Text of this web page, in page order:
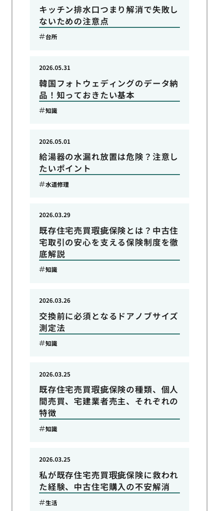
キッチン排水口つまり解消で失敗し
ないための注意点
台所
韓国フォトウェディングのデータ納
品！知っておきたい基本
2026.05.31
知識
給湯器の水漏れ放置は危険？注意し
たいポイント
2026.05.01
水道修理
既存住宅売買瑕疵保険とは？中古住
宅取引の安心を支える保険制度を徹
底解説
2026.03.29
知識
交換前に必須となるドアノブサイズ
測定法
2026.03.26
知識
既存住宅売買瑕疵保険の種類、個人
間売買、宅建業者売主、それぞれの
特徴
2026.03.25
知識
私が既存住宅売買瑕疵保険に救われ
た経験、中古住宅購入の不安解消
2026.03.25
生活